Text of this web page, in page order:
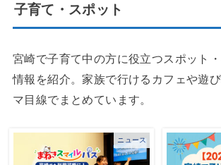
子育て・スポット
宮崎で子育て中の方に役立つスポット
情報を紹介。家族で行けるカフェや遊
マ目線でまとめています。
ニュース